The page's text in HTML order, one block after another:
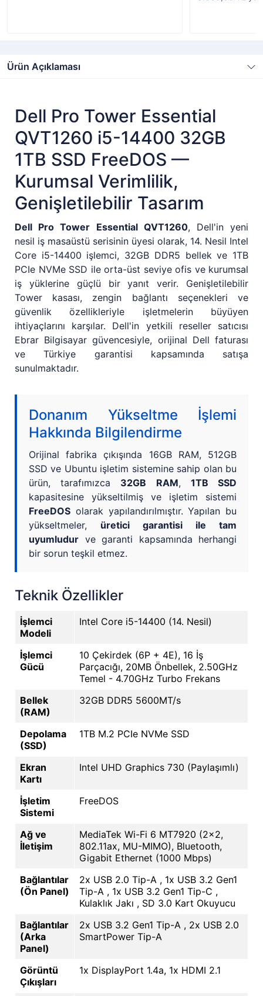
Ürün Açıklaması
Dell Pro Tower Essential
QVT1260 i5-14400 32GB
1TB SSD FreeDOS —
Kurumsal Verimlilik,
Genişletilebilir Tasarım
Dell Pro Tower Essential QVT1260, Dell'in yeni
nesil iş masaüstü serisinin üyesi olarak, 14. Nesil Intel
Core i5-14400 işlemci, 32GB DDR5 bellek ve 1TB
PCIe NVMe SSD ile orta-üst seviye ofis ve kurumsal
iş yüklerine güçlü bir yanıt verir. Genişletilebilir
Tower kasası, zengin bağlantı seçenekleri ve
güvenlik özellikleriyle işletmelerin büyüyen
ihtiyaçlarını karşılar. Dell'in yetkili reseller satıcısı
Ebrar Bilgisayar güvencesiyle, orijinal Dell faturası
ve Türkiye garantisi kapsamında satışa
sunulmaktadır.
Donanım Yükseltme İşlemi
Hakkında Bilgilendirme
Orijinal fabrika çıkışında 16GB RAM, 512GB
SSD ve Ubuntu işletim sistemine sahip olan bu
ürün, tarafımızca 32GB RAM, 1TB SSD
kapasitesine yükseltilmiş ve işletim sistemi
FreeDOS olarak yapılandırılmıştır. Yapılan bu
yükseltmeler, üretici garantisi ile tam
uyumludur ve garanti kapsamında herhangi
bir sorun teşkil etmez.
Teknik Özellikler
İşlemci
Modeli
Intel Core i5-14400 (14. Nesil)
İşlemci
Gücü
10 Çekirdek (6P + 4E), 16 İş
Parçacığı, 20MB Önbellek, 2.50GHz
Temel - 4.70GHz Turbo Frekans
Bellek
(RAM)
32GB DDR5 5600MT/s
Depolama
(SSD)
1TB M.2 PCIe NVMe SSD
Ekran
Kartı
Intel UHD Graphics 730 (Paylaşımlı)
İşletim
Sistemi
FreeDOS
Ağ ve
İletişim
MediaTek Wi-Fi 6 MT7920 (2x2,
802.11ax, MU-MIMO), Bluetooth,
Gigabit Ethernet (1000 Mbps)
Bağlantılar
(Ön Panel)
2x USB 2.0 Tip-A , 1x USB 3.2 Gen1
Tip-A , 1x USB 3.2 Gen1 Tip-C ,
Kulaklık Jakı , SD 3.0 Kart Okuyucu
Bağlantılar
(Arka
Panel)
2x USB 3.2 Gen1 Tip-A , 2x USB 2.0
SmartPower Tip-A
Görüntü
Çıkışları
1x DisplayPort 1.4a, 1x HDMI 2.1